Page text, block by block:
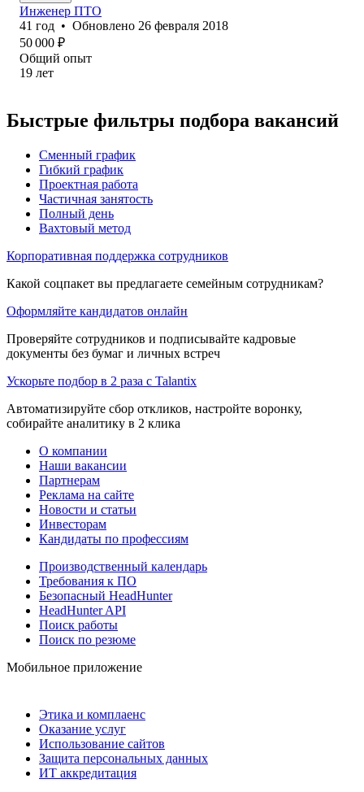
Инженер ПТО
41 год • Обновлено 26 февраля 2018
50 000 ₽
Общий опыт
19 лет
Быстрые фильтры подбора вакансий
Сменный график
Гибкий график
Проектная работа
Частичная занятость
Полный день
Вахтовый метод
Корпоративная поддержка сотрудников
Какой соцпакет вы предлагаете семейным сотрудникам?
Оформляйте кандидатов онлайн
Проверяйте сотрудников и подписывайте кадровые
документы без бумаг и личных встреч
Ускорьте подбор в 2 раза с Talantix
Автоматизируйте сбор откликов, настройте воронку,
собирайте аналитику в 2 клика
О компании
Наши вакансии
Партнерам
Реклама на сайте
Новости и статьи
Инвесторам
Кандидаты по профессиям
Производственный календарь
Требования к ПО
Безопасный HeadHunter
HeadHunter API
Поиск работы
Поиск по резюме
Мобильное приложение
Этика и комплаенс
Оказание услуг
Использование сайтов
Защита персональных данных
ИТ аккредитация